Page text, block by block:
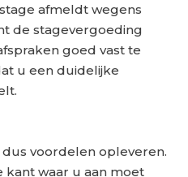
afmeldt wegens
de stagevergoeding
goed vast te
u een duidelijke
voordelen opleveren.
kant waar u aan moet